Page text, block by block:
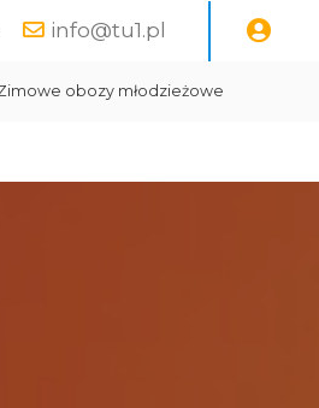
info@tu1.pl
obozy młodzieżowe